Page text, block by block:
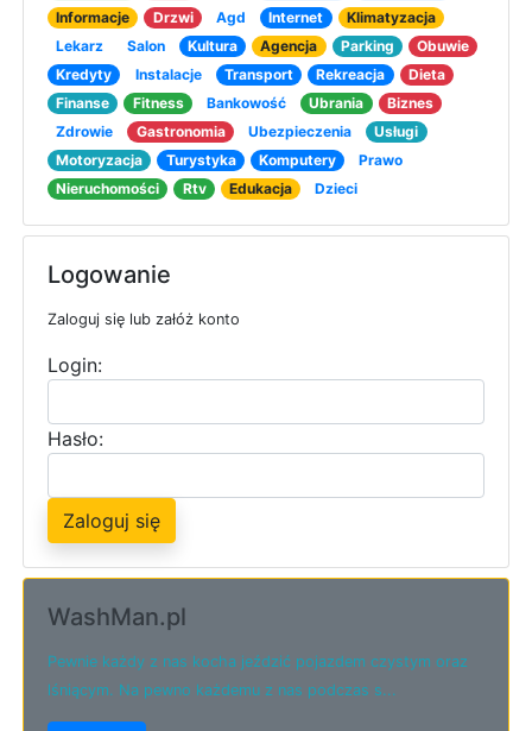
Informacje
Drzwi Agd Internet
Klimatyzacja
Lekarz
Salon Kultura Agencja Parking
Obuwie
Kredyty
Instalacje Transport Rekreacja
Dieta
Finanse
Fitness Bankowość Ubrania
Biznes
Zdrowie
Gastronomia Ubezpieczenia
Usługi
Motoryzacja
Turystyka Komputery
Prawo
Nieruchomości
Rtv Edukacja Dzieci
Logowanie
Zaloguj się lub załóż konto
Login:
Hasło:
Zaloguj się
WashMan.pl
Pewnie każdy z nas kocha jeździć pojazdem czystym oraz
lśniącym. Na pewno każdemu z nas podczas s...